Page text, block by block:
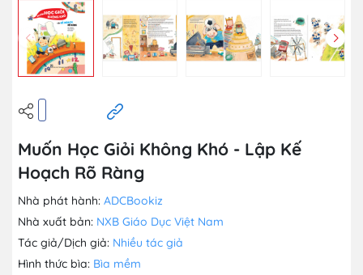
Muốn Học Giỏi Không Khó - Lập Kế
Hoạch Rõ Ràng
Nhà phát hành: ADCBookiz
Nhà xuất bản: NXB Giáo Dục Việt Nam
Tác giả/Dịch giả: Nhiều tác giả
Hình thức bìa: Bìa mềm